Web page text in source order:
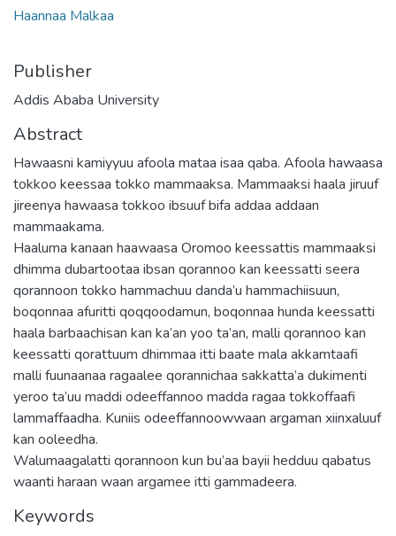
Haannaa Malkaa
Publisher
Addis Ababa University
Abstract
Hawaasni kamiyyuu afoola mataa isaa qaba. Afoola hawaasa
tokkoo keessaa tokko mammaaksa. Mammaaksi haala jiruuf
jireenya hawaasa tokkoo ibsuuf bifa addaa addaan
mammaakama.
Haaluma kanaan haawaasa Oromoo keessattis mammaaksi
dhimma dubartootaa ibsan qorannoo kan keessatti seera
qorannoon tokko hammachuu danda’u hammachiisuun,
boqonnaa afuritti qoqqoodamun, boqonnaa hunda keessatti
haala barbaachisan kan ka’an yoo ta’an, malli qorannoo kan
keessatti qorattuum dhimmaa itti baate mala akkamtaafi
malli fuunaanaa ragaalee qorannichaa sakkatta’a dukimenti
yeroo ta’uu maddi odeeffannoo madda ragaa tokkoffaafi
lammaffaadha. Kuniis odeeffannoowwaan argaman xiinxaluuf
kan ooleedha.
Walumaagalatti qorannoon kun bu’aa bayii hedduu qabatus
waanti haraan waan argamee itti gammadeera.
Keywords